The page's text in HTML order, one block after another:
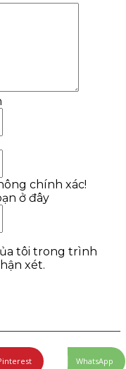
chính xác!
ở đây
tôi trong trình
xét.
WhatsApp